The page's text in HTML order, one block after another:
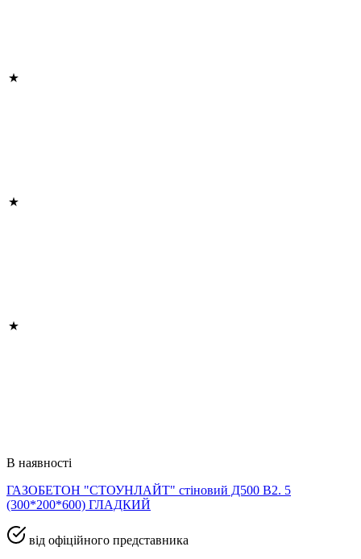
В наявності
ГАЗОБЕТОН "СТОУНЛАЙТ" стіновий Д500 В2. 5
(300*200*600) ГЛАДКИЙ
від офіційного представника